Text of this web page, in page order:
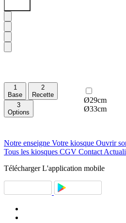
1
Base
2
Recette
3
Options
Ø29cm
Ø33cm
Notre enseigne Votre kiosque Ouvrir
Tous les kiosques CGV Contact
Télécharger L'application mobile